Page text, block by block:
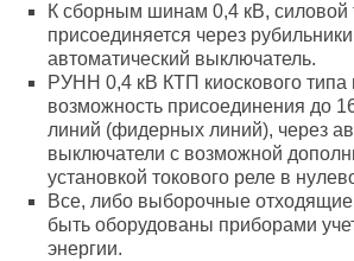
К сборным шинам 0,4 кВ, силовой
присоединяется через
автоматический выключатель.
РУНН 0,4 кВ КТП киоскового типа
возможность присоединения до
линий (фидерных линий), через
выключатели с возможной
установкой токового реле в
Все, либо выборочные отходящие
быть оборудованы приборами
энергии.